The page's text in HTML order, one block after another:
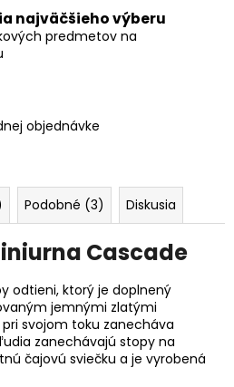
najväčšieho výberu
predmetov na
objednávke
Podobné (3) Diskusia
Cascade
odtieni, ktorý je doplnený
jemnými zlatými
svojom toku zanecháva
zanechávajú stopy na
čajovú sviečku a je vyrobená